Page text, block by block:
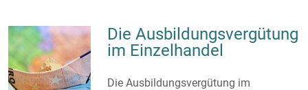
Die Ausbildungsvergütung
im Einzelhandel
Die Ausbildungsvergütung im